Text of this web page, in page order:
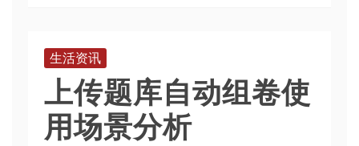
生活资讯
上传题库自动组卷使
用场景分析